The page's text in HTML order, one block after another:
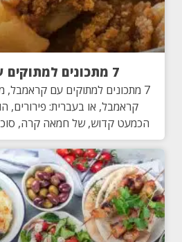
7 מתכונים למתוקים עם קראמבל
7 מתכונים למתוקים עם קראמבל,
קראמבל, או בעברית: פירורים,
הכמעט קדוש, של חמאה קרה,